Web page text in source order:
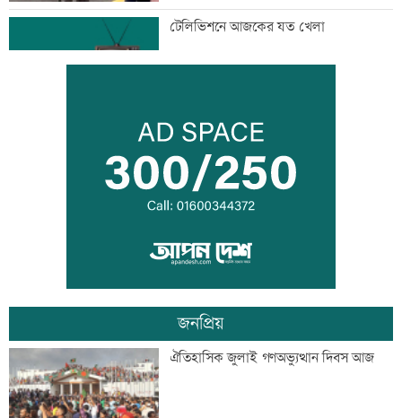
টেলিভিশনে আজকের যত খেলা
রোববার রাজধানীর যেসব দোকান-মার্কেট
বন্ধ
প্রধানমন্ত্রীর সফর ঘিরে চট্টগ্রাম-কক্সবাজারে
উৎসবের আমেজ
অবশেষে মোজতবা খামেনির ভিডিও প্রকাশ্য
জনপ্রিয়
ঐতিহাসিক জুলাই গণঅভ্যুত্থান দিবস আজ